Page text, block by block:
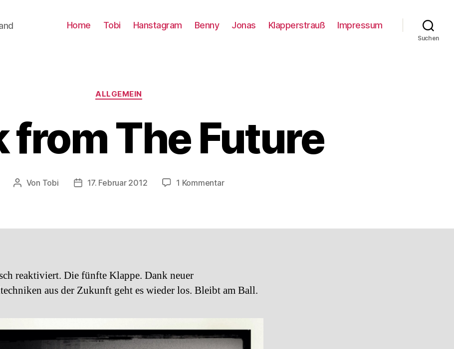
Home Tobi Hanstagram Benny Jonas Klapperstrauß Impressum
Suchen
Kategorien
ALLGEMEIN
from The Future
Beitragsautor
Von Tobi Beitragsdatum
17. Februar 2012 1 Kommentarzu
Future
reaktiviert. Die fünfte Klappe. Dank neuer
aus der Zukunft geht es wieder los. Bleibt am Ball.